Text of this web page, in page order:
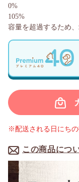
この商品につ
※配送される日にち
0%
105%
容量を超過するため